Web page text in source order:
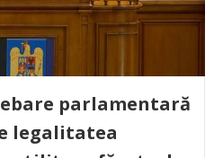
parlamentară
legalitatea